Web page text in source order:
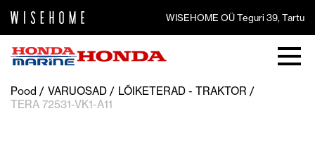
WISEHOME OÜ Teguri 39, Tartu
Pood VARUOSAD
LÕIKETERAD - TRAKTOR
TERA 72531-VK1-A11